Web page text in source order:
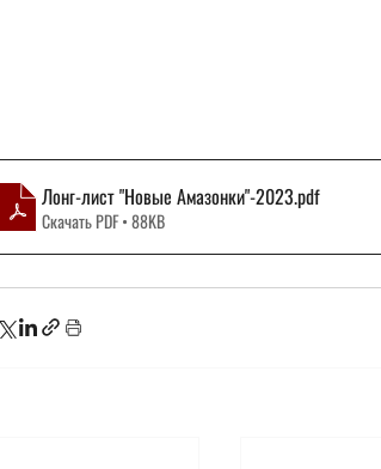
Лонг-лист "Новые Амазонки"-2023.pdf
Скачать PDF • 88KB